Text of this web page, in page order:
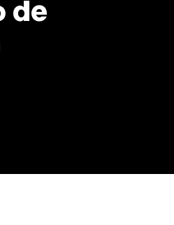
de